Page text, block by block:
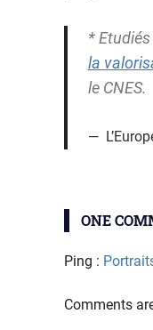
*
la
le CNES.
biodiversité
négligée
ONE
Ping :
Comments